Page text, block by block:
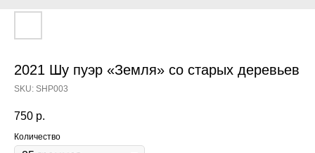
2021 Шу пуэр «Земля» со старых деревьев
SKU: SHP003
750 р.
Количество